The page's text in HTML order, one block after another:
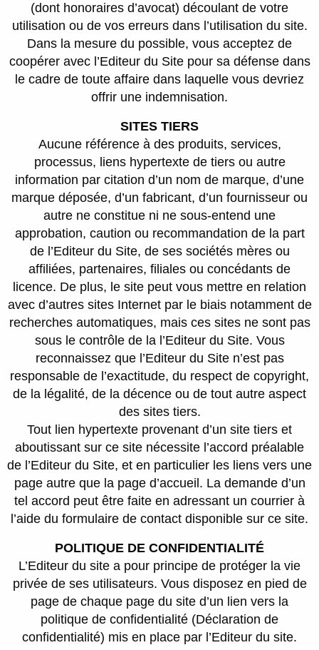
(dont honoraires d’avocat) découlant de votre
utilisation ou de vos erreurs dans l’utilisation du site.
Dans la mesure du possible, vous acceptez de
coopérer avec l’Editeur du Site pour sa défense dans
le cadre de toute affaire dans laquelle vous devriez
offrir une indemnisation.
SITES TIERS
Aucune référence à des produits, services,
processus, liens hypertexte de tiers ou autre
information par citation d’un nom de marque, d’une
marque déposée, d’un fabricant, d’un fournisseur ou
autre ne constitue ni ne sous-entend une
approbation, caution ou recommandation de la part
de l’Editeur du Site, de ses sociétés mères ou
affiliées, partenaires, filiales ou concédants de
licence. De plus, le site peut vous mettre en relation
avec d’autres sites Internet par le biais notamment de
recherches automatiques, mais ces sites ne sont pas
sous le contrôle de la l’Editeur du Site. Vous
reconnaissez que l’Editeur du Site n’est pas
responsable de l’exactitude, du respect de copyright,
de la légalité, de la décence ou de tout autre aspect
des sites tiers.
Tout lien hypertexte provenant d’un site tiers et
aboutissant sur ce site nécessite l’accord préalable
de l’Editeur du Site, et en particulier les liens vers une
page autre que la page d’accueil. La demande d’un
tel accord peut être faite en adressant un courrier à
l’aide du formulaire de contact disponible sur ce site.
POLITIQUE DE CONFIDENTIALITÉ
L’Editeur du site a pour principe de protéger la vie
privée de ses utilisateurs. Vous disposez en pied de
page de chaque page du site d’un lien vers la
politique de confidentialité (Déclaration de
confidentialité) mis en place par l’Editeur du site.